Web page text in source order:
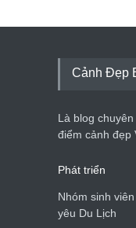
Cảnh Đẹp
Là blog
điểm cảnh đẹp
Phát triển
Nhóm sinh viên
yêu Du Lịch